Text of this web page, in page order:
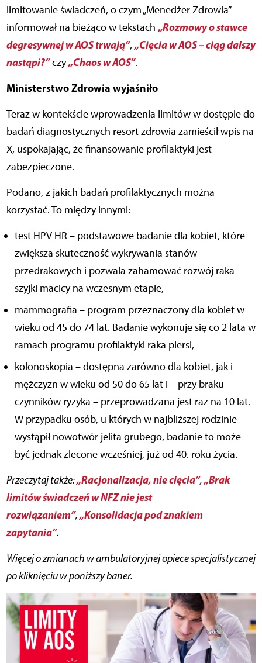
limitowanie świadczeń, o czym „Menedżer Zdrowia”
informował na bieżąco w tekstach „Rozmowy o stawce
degresywnej w AOS trwają”, „Cięcia w AOS – ciąg dalszy
nastąpi?” czy „Chaos w AOS”.
Ministerstwo Zdrowia wyjaśniło
Teraz w kontekście wprowadzenia limitów w dostępie do
badań diagnostycznych resort zdrowia zamieścił wpis na
X, uspokajając, że finansowanie profilaktyki jest
zabezpieczone.
Podano, z jakich badań profilaktycznych można
korzystać. To między innymi:
test HPV HR – podstawowe badanie dla kobiet, które
zwiększa skuteczność wykrywania stanów
przedrakowych i pozwala zahamować rozwój raka
szyjki macicy na wczesnym etapie,
mammografia – program przeznaczony dla kobiet w
wieku od 45 do 74 lat. Badanie wykonuje się co 2 lata w
ramach programu profilaktyki raka piersi,
kolonoskopia – dostępna zarówno dla kobiet, jak i
mężczyzn w wieku od 50 do 65 lat i – przy braku
czynników ryzyka – przeprowadzana jest raz na 10 lat.
W przypadku osób, u których w najbliższej rodzinie
wystąpił nowotwór jelita grubego, badanie to może
być jednak zlecone wcześniej, już od 40. roku życia.
Przeczytaj także:„Racjonalizacja, nie cięcia”,„Brak
limitów świadczeń w NFZ nie jest
rozwiązaniem”,„Konsolidacja pod znakiem
zapytania”.
Więcej o zmianach w ambulatoryjnej opiece specjalistycznej
po kliknięciu w poniższy baner.